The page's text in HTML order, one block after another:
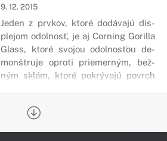
9. 12. 2015
Je­den z pr­vkov, kto­ré do­dá­va­jú dis­
ple­jom od­ol­nosť, je aj Cor­ning Go­ril­la
Glass, kto­ré svojou odolnosťou de­
monštru­je op­ro­ti prie­mer­ným, bež­
ným sklám, kto­ré pok­rý­va­jú povrch